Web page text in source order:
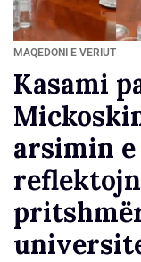
MAQEDONI E VERIUT
Kasami
arsimin